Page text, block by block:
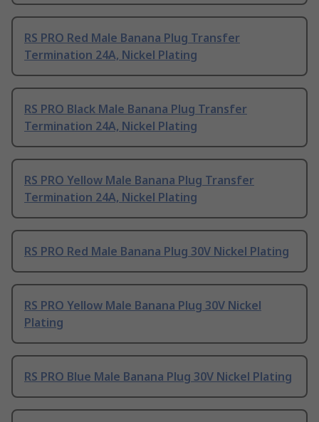
RS PRO Red Male Banana Plug Transfer
Termination 24A, Nickel Plating
RS PRO Black Male Banana Plug Transfer
Termination 24A, Nickel Plating
RS PRO Yellow Male Banana Plug Transfer
Termination 24A, Nickel Plating
RS PRO Red Male Banana Plug 30V Nickel Plating
RS PRO Yellow Male Banana Plug 30V Nickel
Plating
RS PRO Blue Male Banana Plug 30V Nickel Plating